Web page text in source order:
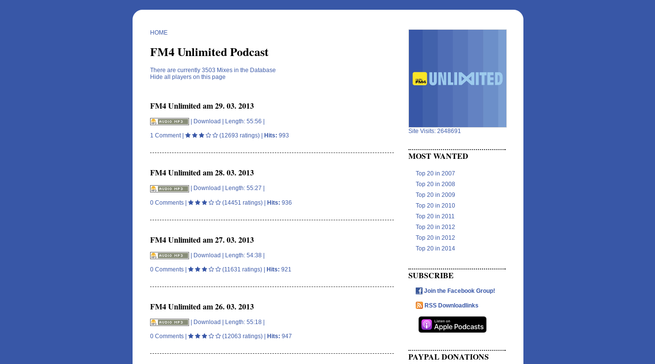
HOME
FM4 Unlimited Podcast
There are currently 3503 Mixes in the Database
Hide all players on this page
Site Visits: 2648691
MOST WANTED
Top 20 in 2007
Top 20 in 2008
Top 20 in 2009
Top 20 in 2010
Top 20 in 2011
Top 20 in 2012
Top 20 in 2012
Top 20 in 2014
SUBSCRIBE
Join the Facebook Group!
RSS Downloadlinks
PAYPAL DONATIONS
FM4 Unlimited am 29. 03. 2013
Download | Length: 55:56 |
1 Comment| (12693 ratings) | Hits: 993
FM4 Unlimited am 28. 03. 2013
Download | Length: 55:27 |
0 Comments | (14451 ratings) | Hits: 936
FM4 Unlimited am 27. 03. 2013
| Download | Length: 54:38 |
0 Comments (11631 ratings) | Hits: 921
FM4 Unlimited am 26. 03. 2013
Download | Length: 55:18 |
0 Comments (12063 ratings) | Hits: 947